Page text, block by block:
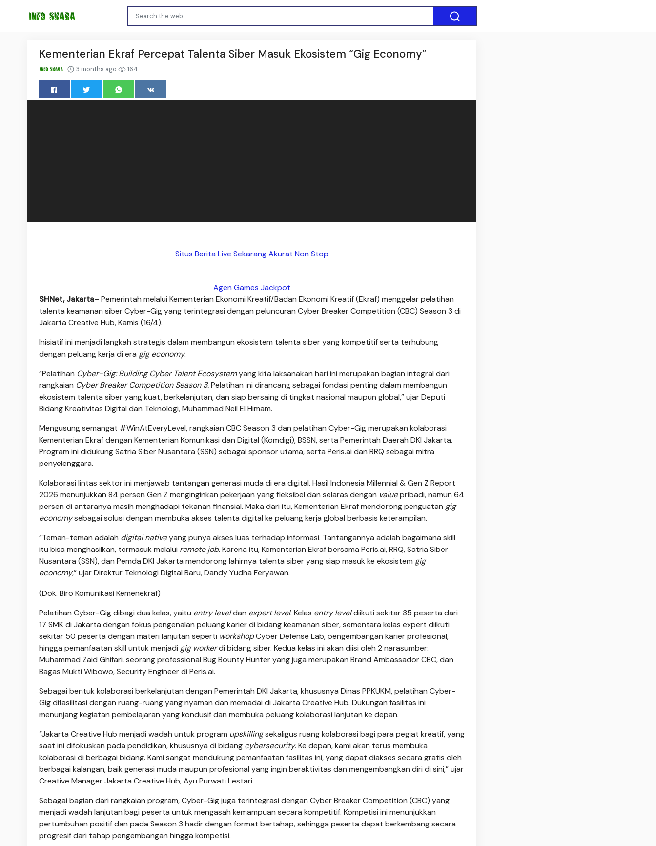
Kementerian Ekraf Percepat Talenta Siber Masuk Ekosistem “Gig Economy”
3 months ago 164
Situs Berita Live Sekarang Akurat Non Stop
Agen Games Jackpot
SHNet, Jakarta– Pemerintah melalui Kementerian Ekonomi Kreatif/Badan Ekonomi Kreatif (Ekraf) menggelar pelatihan
talenta keamanan siber Cyber-Gig yang terintegrasi dengan peluncuran Cyber Breaker Competition (CBC) Season 3 di
Jakarta Creative Hub, Kamis (16/4).
Inisiatif ini menjadi langkah strategis dalam membangun ekosistem talenta siber yang kompetitif serta terhubung
dengan peluang kerja di era gig economy.
“Pelatihan Cyber-Gig: Building Cyber Talent Ecosystemyang kita laksanakan hari ini merupakan bagian integral dari
rangkaian Cyber Breaker Competition Season 3.Pelatihan ini dirancang sebagai fondasi penting dalam membangun
ekosistem talenta siber yang kuat, berkelanjutan, dan siap bersaing di tingkat nasional maupun global,” ujar Deputi
Bidang Kreativitas Digital dan Teknologi, Muhammad Neil El Himam.
Mengusung semangat #WinAtEveryLevel, rangkaian CBC Season 3 dan pelatihan Cyber-Gig merupakan kolaborasi
Kementerian Ekraf dengan Kementerian Komunikasi dan Digital (Komdigi), BSSN, serta Pemerintah Daerah DKI Jakarta.
Program ini didukung Satria Siber Nusantara (SSN) sebagai sponsor utama, serta Peris.ai dan RRQ sebagai mitra
penyelenggara.
Kolaborasi lintas sektor ini menjawab tantangan generasi muda di era digital. Hasil Indonesia Millennial & Gen Z Report
2026 menunjukkan 84 persen Gen Z menginginkan pekerjaan yang fleksibel dan selaras dengan valuepribadi, namun 64
persen di antaranya masih menghadapi tekanan finansial. Maka dari itu, Kementerian Ekraf mendorong penguatan gig
economysebagai solusi dengan membuka akses talenta digital ke peluang kerja global berbasis keterampilan.
“Teman-teman adalah digital nativeyang punya akses luas terhadap informasi. Tantangannya adalah bagaimana skill
itu bisa menghasilkan, termasuk melalui remote job.Karena itu, Kementerian Ekraf bersama Peris.ai, RRQ, Satria Siber
Nusantara (SSN), dan Pemda DKI Jakarta mendorong lahirnya talenta siber yang siap masuk ke ekosistem gig
economy,” ujar Direktur Teknologi Digital Baru, Dandy Yudha Feryawan.
(Dok. Biro Komunikasi Kemenekraf)
Pelatihan Cyber-Gig dibagi dua kelas, yaitu entry leveldan expert level. Kelas entry leveldiikuti sekitar 35 peserta dari
17 SMK di Jakarta dengan fokus pengenalan peluang karier di bidang keamanan siber, sementara kelas expert diikuti
sekitar 50 peserta dengan materi lanjutan seperti workshopCyber Defense Lab, pengembangan karier profesional,
hingga pemanfaatan skill untuk menjadi gig workerdi bidang siber. Kedua kelas ini akan diisi oleh 2 narasumber:
Muhammad Zaid Ghifari, seorang professional Bug Bounty Hunter yang juga merupakan Brand Ambassador CBC, dan
Bagas Mukti Wibowo, Security Engineer di Peris.ai.
Sebagai bentuk kolaborasi berkelanjutan dengan Pemerintah DKI Jakarta, khususnya Dinas PPKUKM, pelatihan Cyber-
Gig difasilitasi dengan ruang-ruang yang nyaman dan memadai di Jakarta Creative Hub. Dukungan fasilitas ini
menunjang kegiatan pembelajaran yang kondusif dan membuka peluang kolaborasi lanjutan ke depan.
“Jakarta Creative Hub menjadi wadah untuk program upskillingsekaligus ruang kolaborasi bagi para pegiat kreatif, yang
saat ini difokuskan pada pendidikan, khususnya di bidang cybersecurity. Ke depan, kami akan terus membuka
kolaborasi di berbagai bidang. Kami sangat mendukung pemanfaatan fasilitas ini, yang dapat diakses secara gratis oleh
berbagai kalangan, baik generasi muda maupun profesional yang ingin beraktivitas dan mengembangkan diri di sini,” ujar
Creative Manager Jakarta Creative Hub, Ayu Purwati Lestari.
Sebagai bagian dari rangkaian program, Cyber-Gig juga terintegrasi dengan Cyber Breaker Competition (CBC) yang
menjadi wadah lanjutan bagi peserta untuk mengasah kemampuan secara kompetitif. Kompetisi ini menunjukkan
pertumbuhan positif dan pada Season 3 hadir dengan format bertahap, sehingga peserta dapat berkembang secara
progresif dari tahap pengembangan hingga kompetisi.